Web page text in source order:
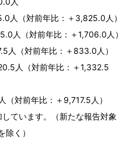
人（対前年比：＋3,825.0人）
人（対前年比：＋1,706.0人）
人（対前年比：＋833.0人）
人（対前年比：＋1,332.5
対前年比：＋9,717.5人）
ています。（新たな報告対象
く）